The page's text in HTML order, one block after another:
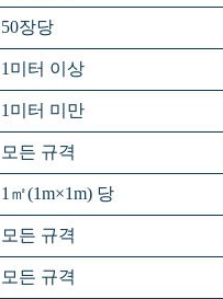
50장당
1미터 이상
1미터 미만
모든 규격
1㎡(1m×1m) 당
모든 규격
모든 규격